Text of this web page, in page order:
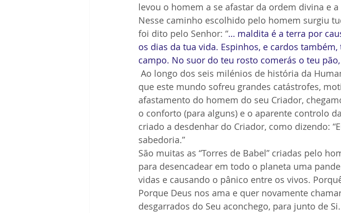
levou o homem a se afastar da ordem divina e
Nesse caminho escolhido pelo homem surgiu
foi dito pelo Senhor: “… maldita é a terra por
os dias da tua vida. Espinhos, e cardos
campo. No suor do teu rosto comerás o teu
que este mundo sofreu grandes catástrofes,
afastamento do homem do seu Criador,
o conforto (para alguns) e o aparente controlo
criado a desdenhar do Criador, como dizendo:
sabedoria.”
São muitas as “Torres de Babel” criadas pelo
para desencadear em todo o planeta uma
vidas e causando o pânico entre os vivos.
Porque Deus nos ama e quer novamente
desgarrados do Seu aconchego, para junto de